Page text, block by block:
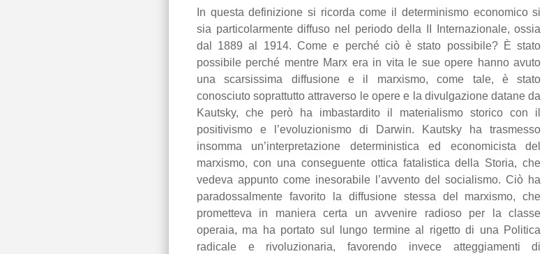
In questa definizione si ricorda come il determinismo economico si
sia particolarmente diffuso nel periodo della II Internazionale, ossia
dal 1889 al 1914. Come e perché ciò è stato possibile? È stato
possibile perché mentre Marx era in vita le sue opere hanno avuto
una scarsissima diffusione e il marxismo, come tale, è stato
conosciuto soprattutto attraverso le opere e la divulgazione datane da
Kautsky, che però ha imbastardito il materialismo storico con il
positivismo e l’evoluzionismo di Darwin. Kautsky ha trasmesso
insomma un’interpretazione deterministica ed economicista del
marxismo, con una conseguente ottica fatalistica della Storia, che
vedeva appunto come inesorabile l’avvento del socialismo. Ciò ha
paradossalmente favorito la diffusione stessa del marxismo, che
prometteva in maniera certa un avvenire radioso per la classe
operaia, ma ha portato sul lungo termine al rigetto di una Politica
radicale e rivoluzionaria, favorendo invece atteggiamenti di